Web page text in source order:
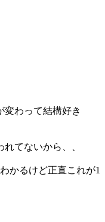
変わって結構好き
てないから、、
かるけど正直これが1